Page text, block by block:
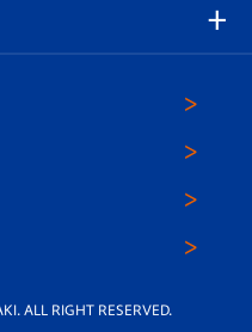
ALL RIGHT RESERVED.